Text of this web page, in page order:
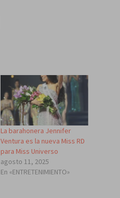
La barahonera Jennifer
Ventura es la nueva Miss RD
para Miss Universo
agosto 11, 2025
En «ENTRETENIMIENTO»